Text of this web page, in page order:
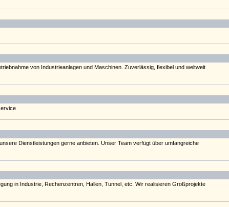
von Industrieanlagen und Maschinen. Zuverlässig, flexibel und weltweit
Dienstleistungen gerne anbieten. Unser Team verfügt über umfangreiche
in Industrie, Rechenzentren, Hallen, Tunnel, etc. Wir realisieren Großprojekte